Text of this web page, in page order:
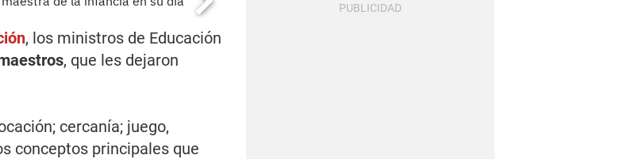
, los ministros de Educación
, que les dejaron
cercanía; juego,
conceptos principales que